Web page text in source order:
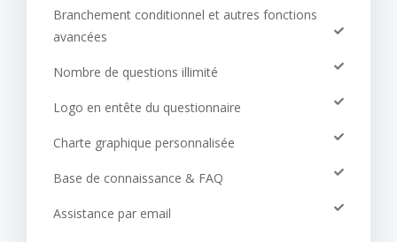
Branchement conditionnel et autres fonctions
avancées
Nombre de questions illimité
Logo en entête du questionnaire
Charte graphique personnalisée
Base de connaissance & FAQ
Assistance par email